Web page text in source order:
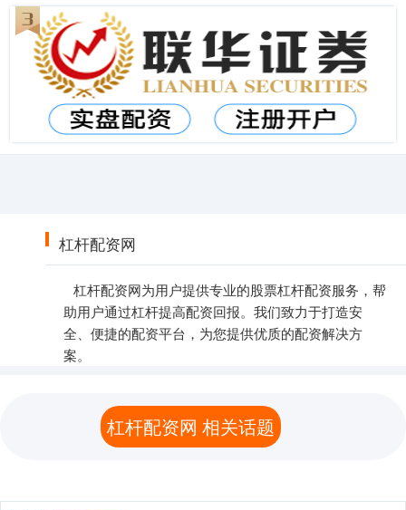
杠杆配资网
杠杆配资网为用户提供专业的股票杠杆配资服务，帮
助用户通过杠杆提高配资回报。我们致力于打造安
全、便捷的配资平台，为您提供优质的配资解决方
案。
杠杆配资网 相关话题